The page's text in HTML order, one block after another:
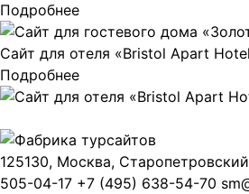
Подробнее
Сайт для отеля «Bristol Apart
Подробнее
125130, Москва,
505-04-17 +7 (495) 638-54-70